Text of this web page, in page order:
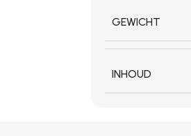
GEWICHT
INHOUD